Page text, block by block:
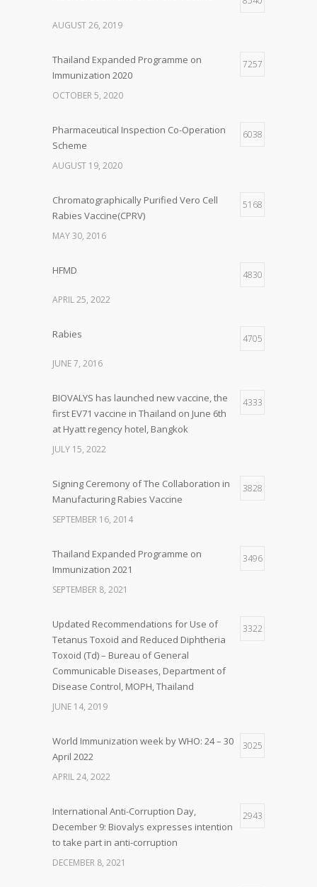
AUGUST 26, 2019
Thailand Expanded Programme on
Immunization 2020
7257
OCTOBER 5, 2020
Pharmaceutical Inspection Co-Operation
Scheme
6038
AUGUST 19, 2020
Chromatographically Purified Vero Cell
Rabies Vaccine(CPRV)
5168
MAY 30, 2016
HFMD 4830
APRIL 25, 2022
Rabies 4705
JUNE 7, 2016
BIOVALYS has launched new vaccine, the
first EV71 vaccine in Thailand on June 6th
at Hyatt regency hotel, Bangkok
4333
JULY 15, 2022
Signing Ceremony of The Collaboration in
Manufacturing Rabies Vaccine
3828
SEPTEMBER 16, 2014
Thailand Expanded Programme on
Immunization 2021
3496
SEPTEMBER 8, 2021
Updated Recommendations for Use of
Tetanus Toxoid and Reduced Diphtheria
Toxoid (Td) – Bureau of General
Communicable Diseases, Department of
Disease Control, MOPH, Thailand
3322
JUNE 14, 2019
World Immunization week by WHO: 24 – 30
April 2022
3025
APRIL 24, 2022
International Anti-Corruption Day,
December 9: Biovalys expresses intention
to take part in anti-corruption
2943
DECEMBER 8, 2021